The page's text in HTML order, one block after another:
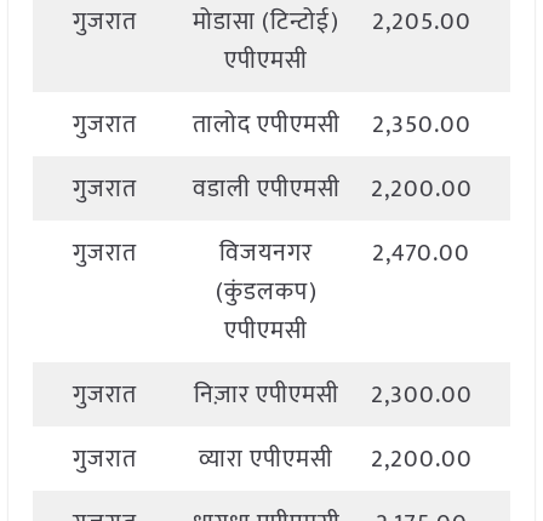
गुजरात
मोडासा (टिन्टोई)
एपीएमसी
2,205.00
गुजरात तालोद एपीएमसी 2,350.00
गुजरात
वडाली एपीएमसी 2,200.00
गुजरात
विजयनगर
(कुंडलकप)
एपीएमसी
2,470.00
गुजरात निज़ार एपीएमसी 2,300.00
गुजरात
व्यारा एपीएमसी 2,200.00